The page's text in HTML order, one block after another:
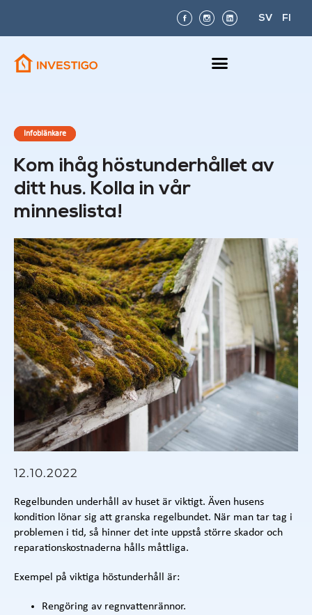
SV FI
Infoblänkare
Kom ihåg höstunderhållet av
ditt hus. Kolla in vår
minneslista!
12.10.2022
Regelbunden underhåll av huset är viktigt. Även husens
kondition lönar sig att granska regelbundet. När man tar tag i
problemen i tid, så hinner det inte uppstå större skador och
reparationskostnaderna hålls måttliga.
Exempel på viktiga höstunderhåll är:
Rengöring av regnvattenrännor.